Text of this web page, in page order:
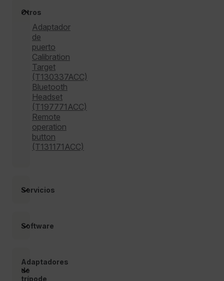
Otros
Adaptador
de
puerto
Calibration
Target
(T130337ACC)
Bluetooth
Headset
(T197771ACC)
Remote
operation
button
(T131171ACC)
Servicios
Software
Adaptadores
de
trípode
customizerChangeKey
sf_territory
x-ms-cpim-cache|[-
__epiXSRF
{1-60}